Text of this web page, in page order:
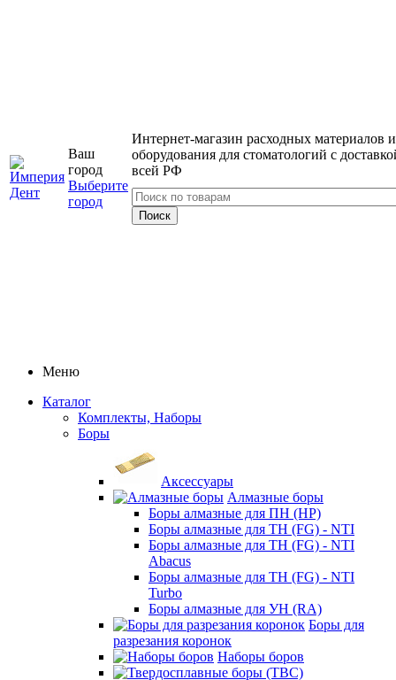
Ваш
город
Выберите
город
Интернет-магазин расходных материалов и
оборудования для стоматологий с
всей РФ
Меню
Каталог
Комплекты, Наборы
Боры
Аксессуары
Алмазные боры
Боры алмазные для ПН (HP)
Боры алмазные для ТН (FG) - NTI
Боры алмазные для ТН (FG) - NTI
Abacus
Боры алмазные для ТН (FG) - NTI
Turbo
Боры алмазные для УН (RA)
Боры для
разрезания коронок
Наборы боров